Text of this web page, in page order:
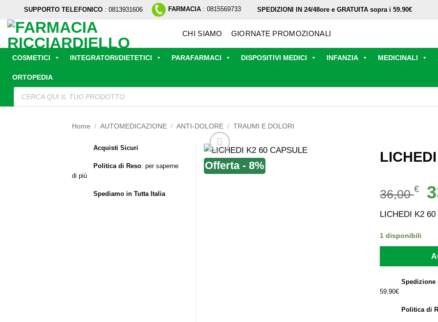
contenuti
SUPPORTO TELEFONICO : 0813931606 FARMACIA : 0815569733 SPEDIZIONI IN 24/48ore e GRATUITA sopra i 59.90€
CHI SIAMO GIORNATE PROMOZIONALI
COSMETICI INTEGRATORI/DIETETICI PARAFARMACI DISPOSITIVI MEDICI INFANZIA MEDICINALI
ORTOPEDIA
Ricerca
prodotti
Home / AUTOMEDICAZIONE / ANTI-DOLORE / TRAUMI E DOLORI
Offerta - 8%
36,00€
Il
LICHEDI K2 60
1 disponibili
Spedizione
59,90€
Politica di
Acquisti Sicuri
Politica di Reso: per saperne
di più
Spediamo in Tutta Italia